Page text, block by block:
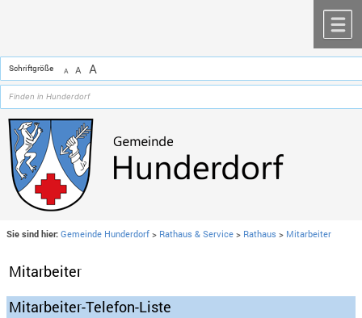
Schriftgröße A A A
Sie sind hier: Gemeinde Hunderdorf > Rathaus & Service > Rathaus > Mitarbeiter
Mitarbeiter
Mitarbeiter-Telefon-Liste